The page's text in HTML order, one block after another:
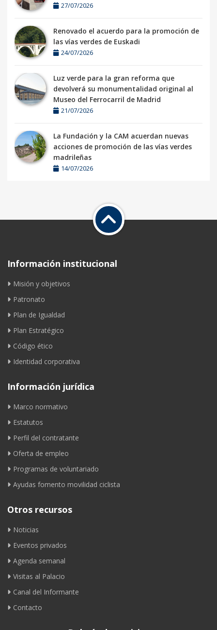
27/07/2026
Renovado el acuerdo para la promoción de
las vías verdes de Euskadi
24/07/2026
Luz verde para la gran reforma que
devolverá su monumentalidad original al
Museo del Ferrocarril de Madrid
21/07/2026
La Fundación y la CAM acuerdan nuevas
acciones de promoción de las vías verdes
madrileñas
14/07/2026
Información institucional
Misión y objetivos
Patronato
Plan de Igualdad
Plan Estratégico
Código ético
Identidad corporativa
Información jurídica
Marco normativo
Estatutos
Perfil del contratante
Oferta de empleo
Programas de voluntariado
Ayudas fomento movilidad ciclista
Otros recursos
Noticias
Eventos privados
Agenda semanal
Visitas al Palacio
Canal del Informante
Contacto